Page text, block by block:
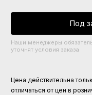
Под
Наши менеджеры
уточнят условия заказа
Цена действительна
отличаться от цен в